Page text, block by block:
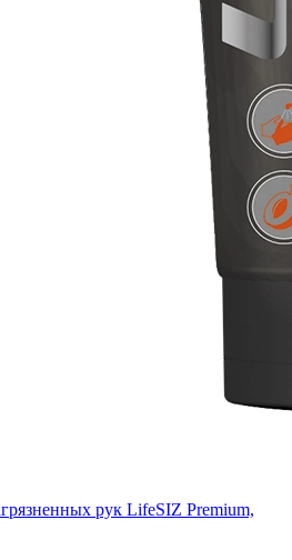
рук LifeSIZ Premium,